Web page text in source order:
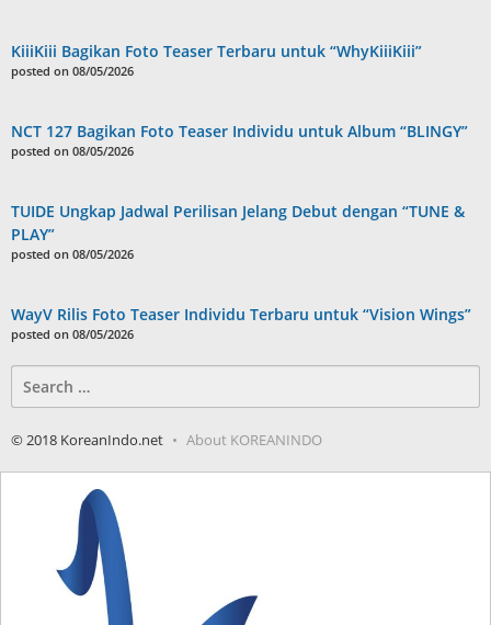
KiiiKiii Bagikan Foto Teaser Terbaru untuk “WhyKiiiKiii”
posted on 08/05/2026
NCT 127 Bagikan Foto Teaser Individu untuk Album “BLINGY”
posted on 08/05/2026
TUIDE Ungkap Jadwal Perilisan Jelang Debut dengan “TUNE &
PLAY”
posted on 08/05/2026
WayV Rilis Foto Teaser Individu Terbaru untuk “Vision Wings”
posted on 08/05/2026
for:
© 2018 KoreanIndo.net About KOREANINDO